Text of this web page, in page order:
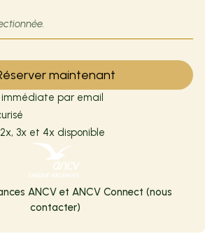
maintenant
par email
3x et 4x disponible
ANCV et ANCV Connect (nous
contacter)